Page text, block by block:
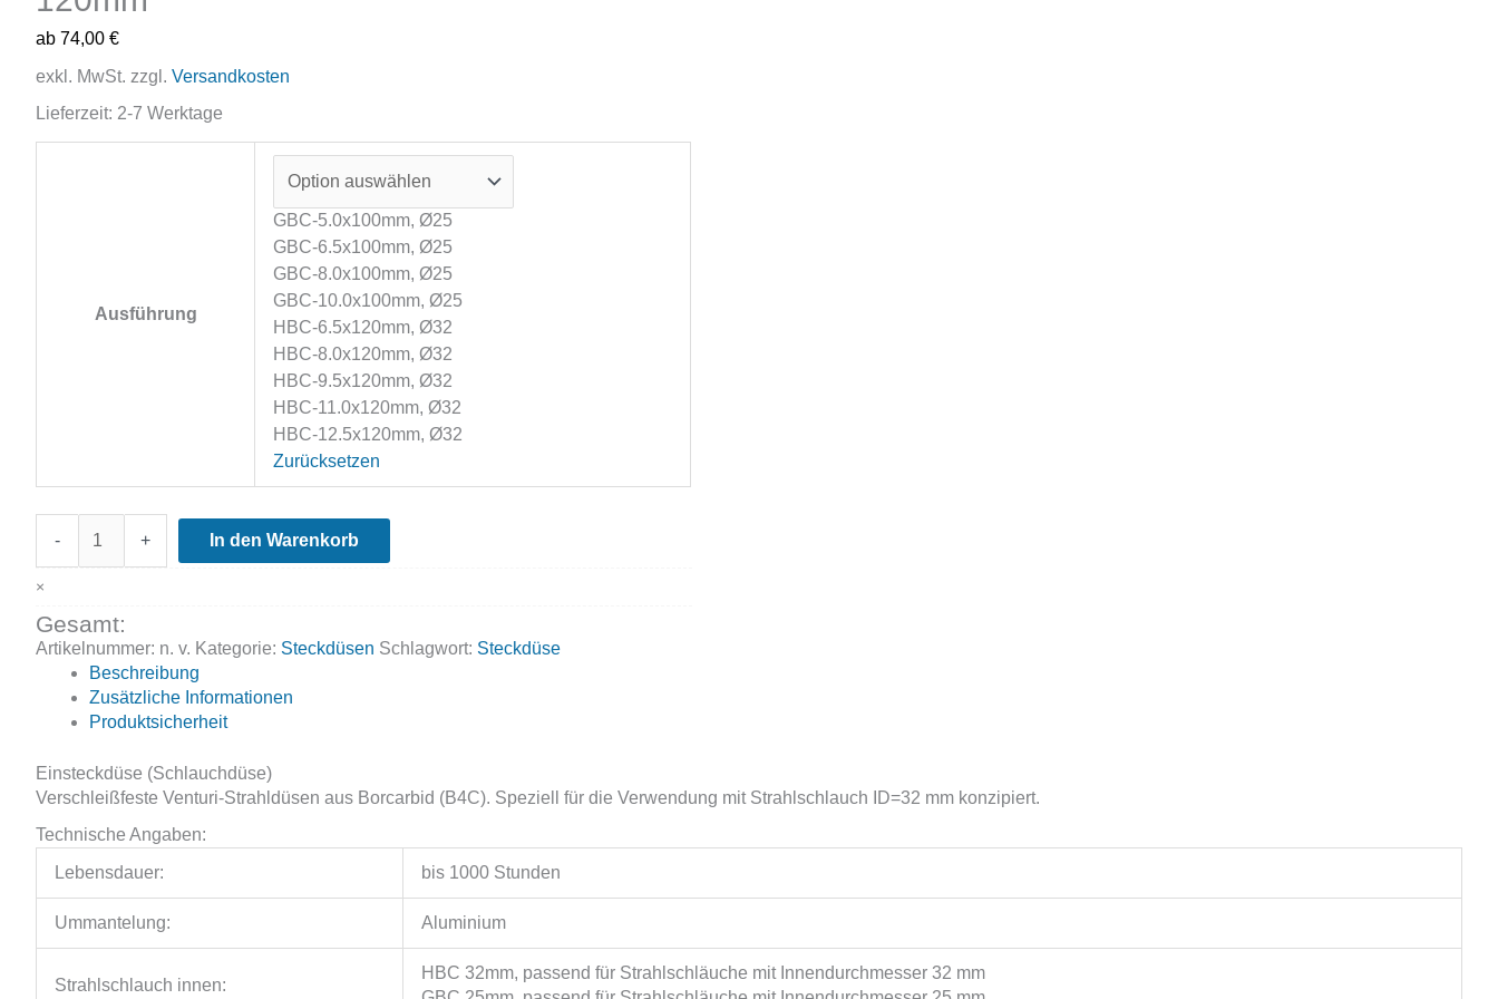
ab 74,00 €
exkl. MwSt. zzgl. Versandkosten
Lieferzeit: 2-7 Werktage
Ausführung
GBC-5.0x100mm, Ø25
GBC-6.5x100mm, Ø25
GBC-8.0x100mm, Ø25
GBC-10.0x100mm, Ø25
HBC-6.5x120mm, Ø32
HBC-8.0x120mm, Ø32
HBC-9.5x120mm, Ø32
HBC-11.0x120mm, Ø32
HBC-12.5x120mm, Ø32
Zurücksetzen
-
Steckdüsen,
Borcarbid,
120mm
Menge
+ In den Warenkorb
×
Gesamt:
Artikelnummer: n. v. Kategorie: Steckdüsen Schlagwort: Steckdüse
Beschreibung
Zusätzliche Informationen
Produktsicherheit
Einsteckdüse (Schlauchdüse)
Verschleißfeste Venturi-Strahldüsen aus Borcarbid (B4C). Speziell für die Verwendung mit Strahlschlauch ID=32 mm konzipiert.
Technische Angaben:
Lebensdauer:
bis 1000 Stunden
Ummantelung: Aluminium
Strahlschlauch innen:
HBC 32mm, passend für Strahlschläuche mit Innendurchmesser 32 mm